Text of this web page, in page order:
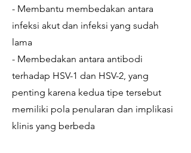
- Membantu membedakan antara
infeksi akut dan infeksi yang sudah
lama
- Membedakan antara antibodi
terhadap HSV-1 dan HSV-2, yang
penting karena kedua tipe tersebut
memiliki pola penularan dan implikasi
klinis yang berbeda